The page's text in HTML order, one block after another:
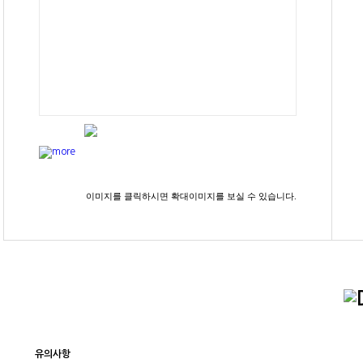
이미지를 클릭하시면 확대이미지를 보실 수 있습니다.
유의사항